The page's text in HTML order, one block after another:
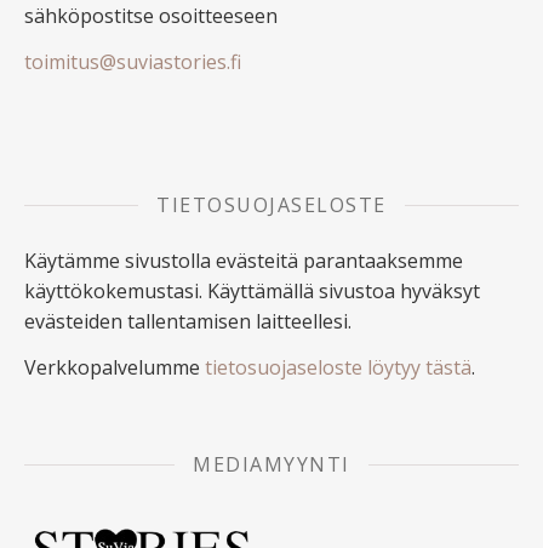
sähköpostitse osoitteeseen
toimitus@suviastories.fi
TIETOSUOJASELOSTE
Käytämme sivustolla evästeitä parantaaksemme
käyttökokemustasi. Käyttämällä sivustoa hyväksyt
evästeiden tallentamisen laitteellesi.
Verkkopalvelumme tietosuojaseloste löytyy tästä.
MEDIAMYYNTI